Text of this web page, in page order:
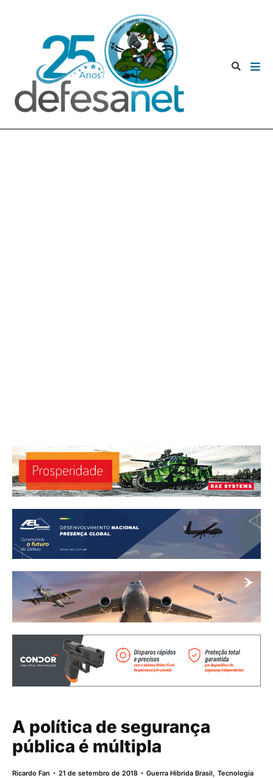
A política de segurança
pública é múltipla
Ricardo Fan 21 de setembro de 2018 Guerra Hibrida Brasil,Tecnologia